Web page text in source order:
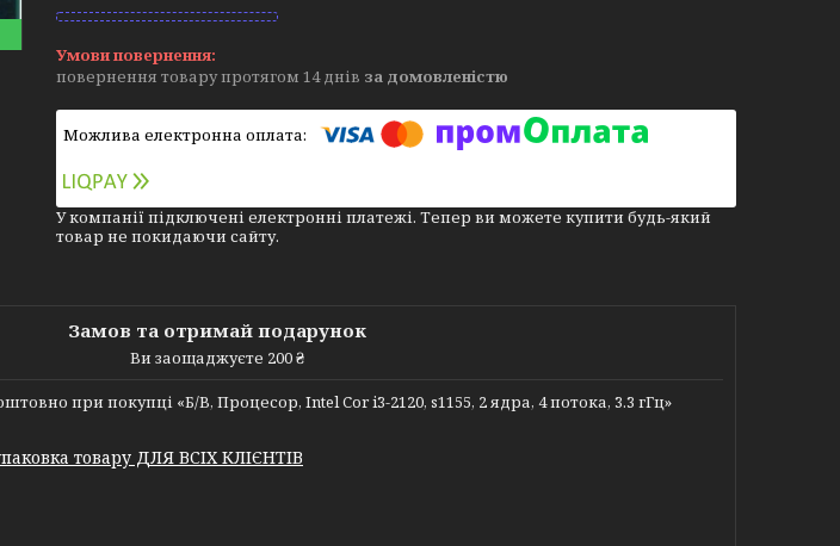
повернення товару протягом 14 днів за домовленістю
У компанії підключені електронні платежі. Тепер ви можете купити будь-який
товар не покидаючи сайту.
Замов та отримай подарунок
Ви заощаджуєте 200 ₴
при покупці «Б/В, Процесор, Intel Cor i3-2120, s1155, 2 ядра, 4 потока, 3.3 гГц»
товару ДЛЯ ВСІХ КЛІЄНТІВ